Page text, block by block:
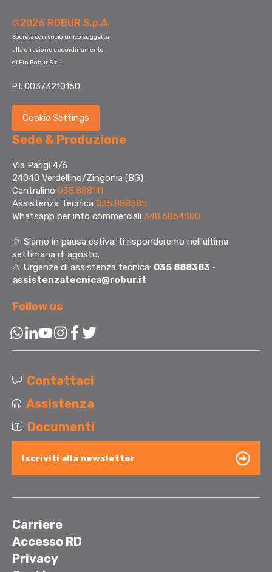
©2026 ROBUR S.p.A.
Società con socio unico soggetta
alla direzione e coordinamento
di Fin Robur S.r.l.
P.I. 00373210160
Cookie Settings
Sede & Produzione
Via Parigi 4/6
24040 Verdellino/Zingonia (BG)
Centralino 035.888111
Assistenza Tecnica 035.888385
Whatsapp per info commerciali 348.6854480
🌞 Siamo in pausa estiva: ti risponderemo nell'ultima
settimana di agosto.
⚠️ Urgenze di assistenza tecnica: 035 888383 ·
assistenzatecnica@robur.it
Follow us
Contattaci
Assistenza
Documenti
Iscriviti alla newsletter
Carriere
Accesso RD
Privacy